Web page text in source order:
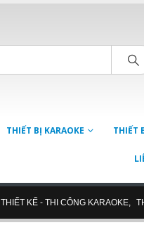
THIẾT BỊ KARAOKE THIẾT
THIẾT KẾ - THI CÔNG KARAOKE,